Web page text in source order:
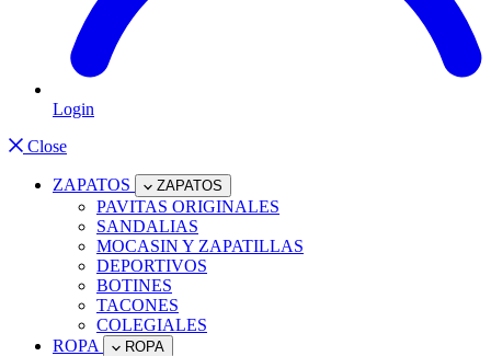
Login
Close
ZAPATOS ZAPATOS
PAVITAS ORIGINALES
SANDALIAS
MOCASIN Y ZAPATILLAS
DEPORTIVOS
BOTINES
TACONES
COLEGIALES
ROPA
ROPA